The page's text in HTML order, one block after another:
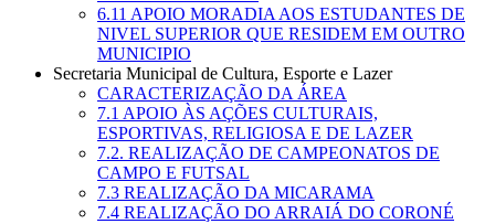
6.11 APOIO MORADIA AOS ESTUDANTES DE
NIVEL SUPERIOR QUE RESIDEM EM OUTRO
MUNICIPIO
Secretaria Municipal de Cultura, Esporte e Lazer
CARACTERIZAÇÃO DA ÁREA
7.1 APOIO ÀS AÇÕES CULTURAIS,
ESPORTIVAS, RELIGIOSA E DE LAZER
7.2. REALIZAÇÃO DE CAMPEONATOS DE
CAMPO E FUTSAL
7.3 REALIZAÇÃO DA MICARAMA
7.4 REALIZAÇÃO DO ARRAIÁ DO CORONÉ